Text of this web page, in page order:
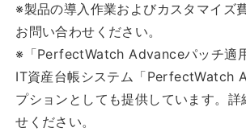
※製品の導入作業およびカスタマイズ
お問い合わせください。
※「PerfectWatch Advanceパッチ適
IT資産台帳システム「PerfectWatch
プションとしても提供しています。詳
せください。